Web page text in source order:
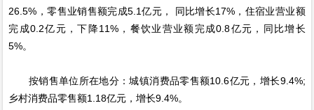
26.5%，零售业销售额完成5.1亿元， 同比增长17%，住宿业营业额
完成0.2亿元，下降11%，餐饮业营业额完成0.8亿元，同比增长
5%。
按销售单位所在地分：城镇消费品零售额10.6亿元，增长9.4%;
乡村消费品零售额1.18亿元，增长9.4%。